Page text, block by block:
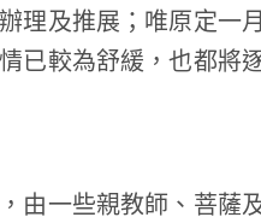
理及推展；唯原定一
已較為舒緩，也都將
由一些親教師、菩薩